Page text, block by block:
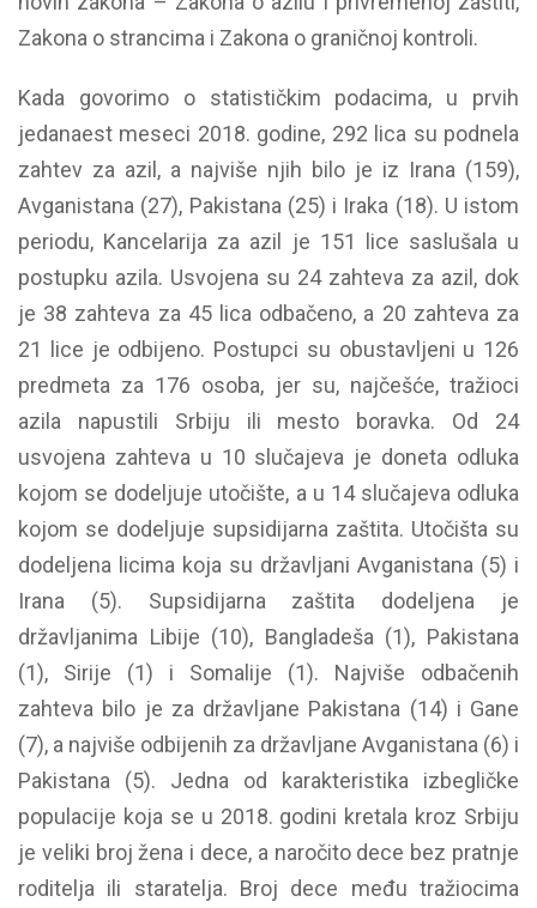
Zakona o strancima i Zakona o graničnoj kontroli.
Kada govorimo o statističkim podacima, u prvih
jedanaest meseci 2018. godine, 292 lica su podnela
zahtev za azil, a najviše njih bilo je iz Irana (159),
Avganistana (27), Pakistana (25) i Iraka (18). U istom
periodu, Kancelarija za azil je 151 lice saslušala u
postupku azila. Usvojena su 24 zahteva za azil, dok
je 38 zahteva za 45 lica odbačeno, a 20 zahteva za
21 lice je odbijeno. Postupci su obustavljeni u 126
predmeta za 176 osoba, jer su, najčešće, tražioci
azila napustili Srbiju ili mesto boravka. Od 24
usvojena zahteva u 10 slučajeva je doneta odluka
kojom se dodeljuje utočište, a u 14 slučajeva odluka
kojom se dodeljuje supsidijarna zaštita. Utočišta su
dodeljena licima koja su državljani Avganistana (5) i
Irana (5). Supsidijarna zaštita dodeljena je
državljanima Libije (10), Bangladeša (1), Pakistana
(1), Sirije (1) i Somalije (1). Najviše odbačenih
zahteva bilo je za državljane Pakistana (14) i Gane
(7), a najviše odbijenih za državljane Avganistana (6) i
Pakistana (5). Jedna od karakteristika izbegličke
populacije koja se u 2018. godini kretala kroz Srbiju
je veliki broj žena i dece, a naročito dece bez pratnje
roditelja ili staratelja. Broj dece među tražiocima